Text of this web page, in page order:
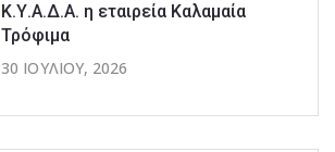
Κ.Υ.Α.Δ.Α. η εταιρεία Καλαμαία
Τρόφιμα
30 ΙΟΥΛΊΟΥ, 2026